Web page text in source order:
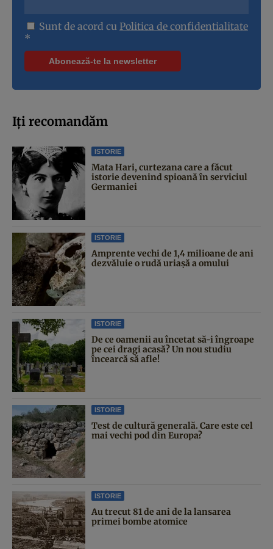
Sunt de acord cu Politica de confidentialitate
*
Iți recomandăm
ISTORIE
Mata Hari, curtezana care a făcut
istorie devenind spioană în serviciul
Germaniei
ISTORIE
Amprente vechi de 1,4 milioane de ani
dezvăluie o rudă uriașă a omului
ISTORIE
De ce oamenii au încetat să-i îngroape
pe cei dragi acasă? Un nou studiu
încearcă să afle!
ISTORIE
Test de cultură generală. Care este cel
mai vechi pod din Europa?
ISTORIE
Au trecut 81 de ani de la lansarea
primei bombe atomice